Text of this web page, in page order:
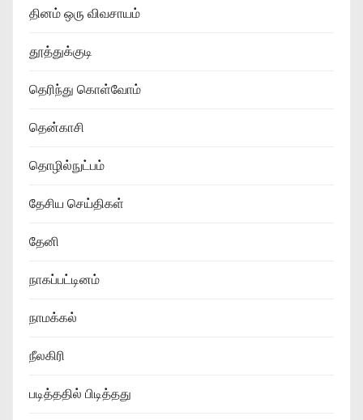
தினம் ஒரு விவசாயம்
தூத்துக்குடி
தெரிந்து கொள்வோம்
தென்காசி
தொழில்நுட்பம்
தேசிய செய்திகள்
தேனி
நாகப்பட்டினம்
நாமக்கல்
நீலகிரி
படித்ததில் பிடித்தது